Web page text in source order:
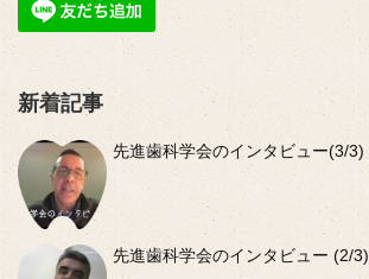
新着記事
先進歯科学会のインタビュー(3/3)
先進歯科学会のインタビュー (2/3)